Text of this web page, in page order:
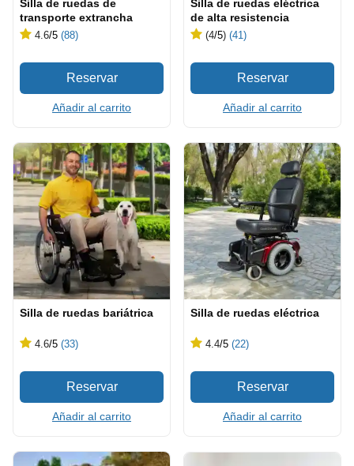
Silla de ruedas de
transporte extrancha
4.6/5 (88)
Añadir al carrito
Silla de ruedas eléctrica
de alta resistencia
(4/5) (41)
Añadir al carrito
Silla de ruedas bariátrica
4.6/5 (33)
Añadir al carrito
Silla de ruedas eléctrica
4.4/5 (22)
Añadir al carrito